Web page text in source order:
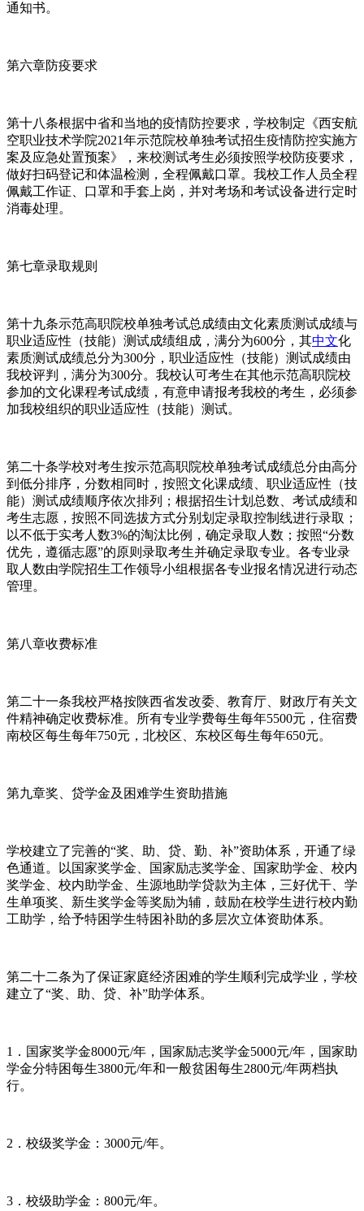
通知书。
第六章防疫要求
第十八条根据中省和当地的疫情防控要求，学校制定《西安航
空职业技术学院2021年示范院校单独考试招生疫情防控实施方
案及应急处置预案》，来校测试考生必须按照学校防疫要求，
做好扫码登记和体温检测，全程佩戴口罩。我校工作人员全程
佩戴工作证、口罩和手套上岗，并对考场和考试设备进行定时
消毒处理。
第七章录取规则
第十九条示范高职院校单独考试总成绩由文化素质测试成绩与
职业适应性（技能）测试成绩组成，满分为600分，其中文化
素质测试成绩总分为300分，职业适应性（技能）测试成绩由
我校评判，满分为300分。我校认可考生在其他示范高职院校
参加的文化课程考试成绩，有意申请报考我校的考生，必须参
加我校组织的职业适应性（技能）测试。
第二十条学校对考生按示范高职院校单独考试成绩总分由高分
到低分排序，分数相同时，按照文化课成绩、职业适应性（技
能）测试成绩顺序依次排列；根据招生计划总数、考试成绩和
考生志愿，按照不同选拔方式分别划定录取控制线进行录取；
以不低于实考人数3%的淘汰比例，确定录取人数；按照“分数
优先，遵循志愿”的原则录取考生并确定录取专业。各专业录
取人数由学院招生工作领导小组根据各专业报名情况进行动态
管理。
第八章收费标准
第二十一条我校严格按陕西省发改委、教育厅、财政厅有关文
件精神确定收费标准。所有专业学费每生每年5500元，住宿费
南校区每生每年750元，北校区、东校区每生每年650元。
第九章奖、贷学金及困难学生资助措施
学校建立了完善的“奖、助、贷、勤、补”资助体系，开通了绿
色通道。以国家奖学金、国家励志奖学金、国家助学金、校内
奖学金、校内助学金、生源地助学贷款为主体，三好优干、学
生单项奖、新生奖学金等奖励为辅，鼓励在校学生进行校内勤
工助学，给予特困学生特困补助的多层次立体资助体系。
第二十二条为了保证家庭经济困难的学生顺利完成学业，学校
建立了“奖、助、贷、补”助学体系。
1．国家奖学金8000元/年，国家励志奖学金5000元/年，国家助
学金分特困每生3800元/年和一般贫困每生2800元/年两档执
行。
2．校级奖学金：3000元/年。
3．校级助学金：800元/年。